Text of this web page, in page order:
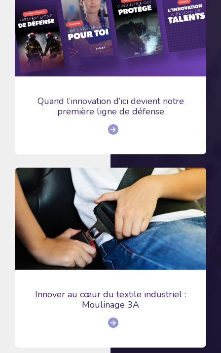
Quand l’innovation d’ici devient notre
première ligne de défense
Innover au cœur du textile industriel :
Moulinage 3A